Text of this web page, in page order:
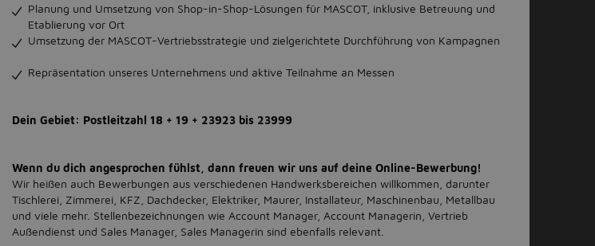
Planung und Umsetzung von Shop-in-Shop-Lösungen für MASCOT, inklusive Betreuung und
Etablierung vor Ort
Umsetzung der MASCOT-Vertriebsstrategie und zielgerichtete Durchführung von Kampagnen
Repräsentation unseres Unternehmens und aktive Teilnahme an Messen
Dein Gebiet: Postleitzahl 18 + 19 + 23923 bis 23999
Wenn du dich angesprochen fühlst, dann freuen wir uns auf deine Online-Bewerbung!
Wir heißen auch Bewerbungen aus verschiedenen Handwerksbereichen willkommen, darunter
Tischlerei, Zimmerei, KFZ, Dachdecker, Elektriker, Maurer, Installateur, Maschinenbau, Metallbau
und viele mehr. Stellenbezeichnungen wie Account Manager, Account Managerin, Vertrieb
Außendienst und Sales Manager, Sales Managerin sind ebenfalls relevant.